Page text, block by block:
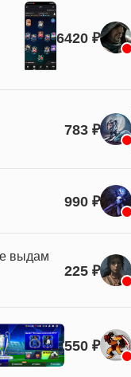
6420 ₽
783 ₽
990 ₽
выдам
225 ₽
550 ₽